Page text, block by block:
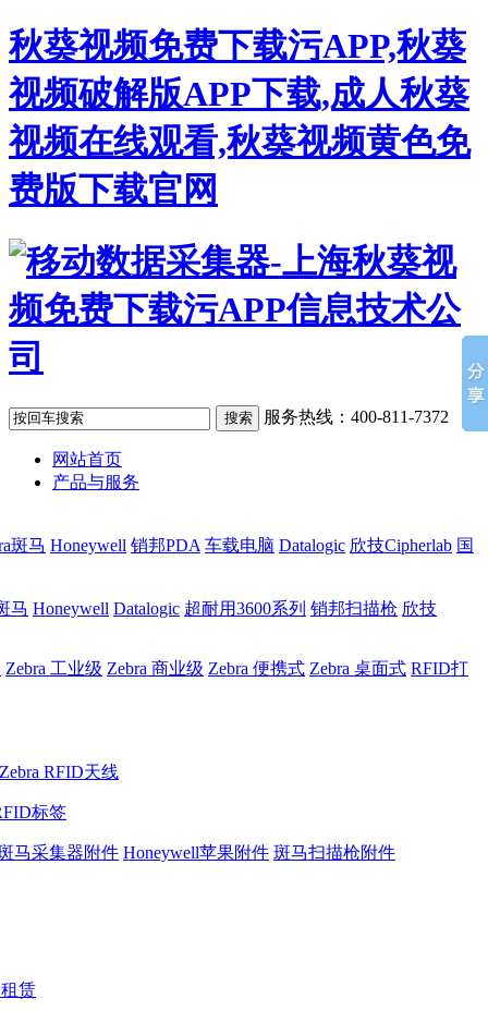
秋葵视频免费下载污APP,秋葵
视频破解版APP下载,成人秋葵
视频在线观看,秋葵视频黄色免
费版下载官网
服务热线：400-811-7372
网站首页
产品与服务
斑马 Honeywell 销邦PDA 车载电脑 Datalogic 欣技Cipherlab 国
马 Honeywell Datalogic 超耐用3600系列 销邦扫描枪 欣技
Zebra 工业级 Zebra 商业级 Zebra 便携式 Zebra 桌面式 RFID打
Zebra RFID天线
标签
马采集器附件 Honeywell苹果附件 斑马扫描枪附件
赁